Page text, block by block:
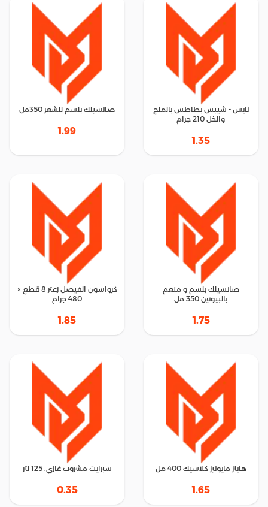
نايس - شيبس بطاطس بالملح
والخل 210 جرام
1.35
صانسيلك بلسم للشعر 350مل
1.99
صانسيلك بلسم و منعم
بالبيوتين 350 مل
1.75
كرواسون الفيصل زعتر 8 قطع ×
480 جرام
1.85
هاينز مايونيز كلاسيك 400 مل
1.65
سبرايت مشروب غازي، 125 لتر
0.35